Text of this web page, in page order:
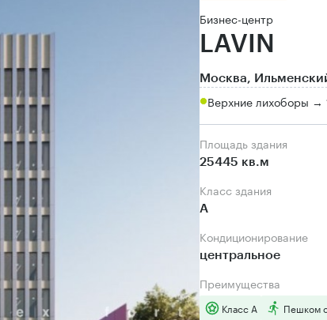
Бизнес-центр
LAVIN
Москва,
Верхние лихоборы →
Площадь здания
25445 кв.м
Класс здания
А
Кондиционирование
центральное
Преимущества
Класс А
Пешком